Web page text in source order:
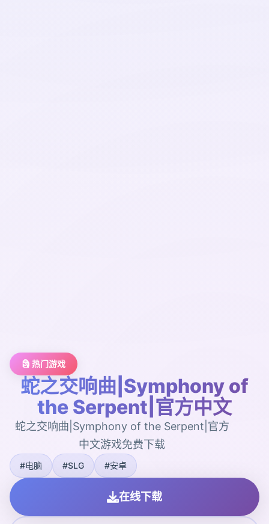
🗿 热门游戏
蛇之交响曲|Symphony of
the Serpent|官方中文
蛇之交响曲|Symphony of the Serpent|官方
中文游戏免费下载
#电脑 #SLG #安卓
在线下载